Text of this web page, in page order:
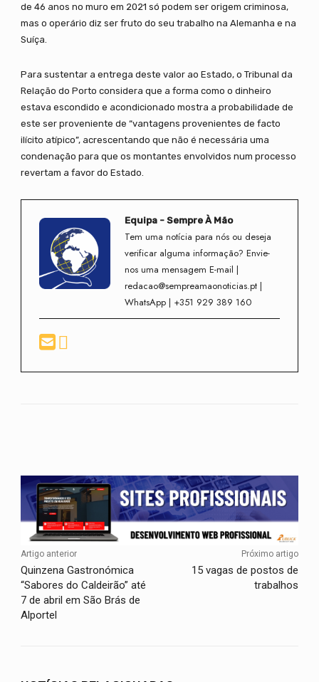
de 46 anos no muro em 2021 só podem ser origem criminosa,
mas o operário diz ser fruto do seu trabalho na Alemanha e na
Suíça.
Para sustentar a entrega deste valor ao Estado, o Tribunal da
Relação do Porto considera que a forma como o dinheiro
estava escondido e acondicionado mostra a probabilidade de
este ser proveniente de “vantagens provenientes de facto
ilícito atípico”, acrescentando que não é necessária uma
condenação para que os montantes envolvidos num processo
revertam a favor do Estado.
Equipa - Sempre À Mão
Tem uma notícia para nós ou deseja
verificar alguma informação? Envie-
nos uma mensagem E-mail |
redacao@sempreamaonoticias.pt |
WhatsApp | +351 929 389 160
Artigo anterior
Quinzena Gastronómica
“Sabores do Caldeirão” até
7 de abril em São Brás de
Alportel
Próximo artigo
15 vagas de postos de
trabalhos